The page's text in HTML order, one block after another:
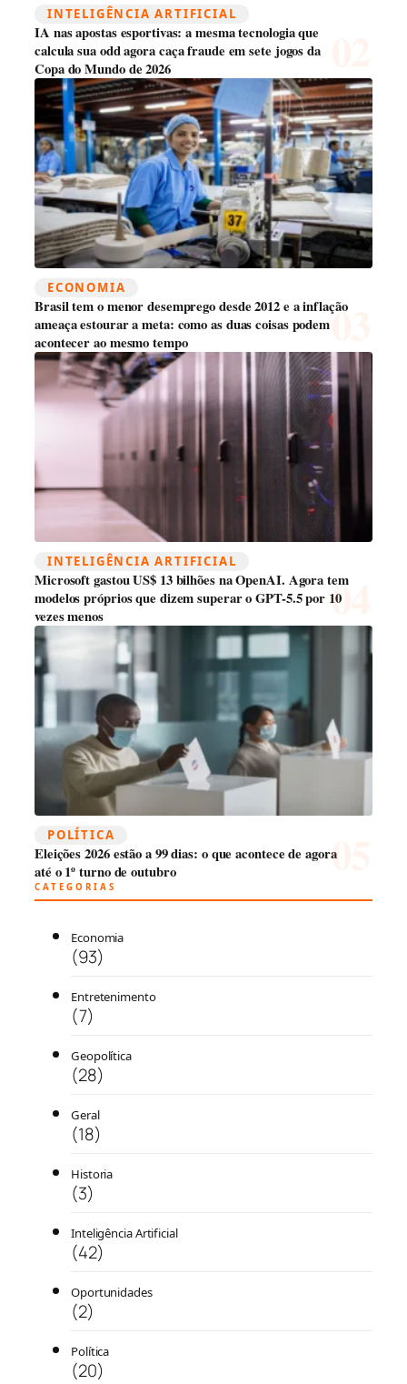
INTELIGÊNCIA ARTIFICIAL
IA nas apostas esportivas: a mesma tecnologia que
calcula sua odd agora caça fraude em sete jogos da
Copa do Mundo de 2026
ECONOMIA
Brasil tem o menor desemprego desde 2012 e a inflação
ameaça estourar a meta: como as duas coisas podem
acontecer ao mesmo tempo
INTELIGÊNCIA ARTIFICIAL
Microsoft gastou US$ 13 bilhões na OpenAI. Agora tem
modelos próprios que dizem superar o GPT-5.5 por 10
vezes menos
POLÍTICA
Eleições 2026 estão a 99 dias: o que acontece de agora
até o 1º turno de outubro
CATEGORIAS
Economia
(93)
Entretenimento
(7)
Geopolítica
(28)
Geral
(18)
Historia
(3)
Inteligência Artificial
(42)
Oportunidades
(2)
Política
(20)